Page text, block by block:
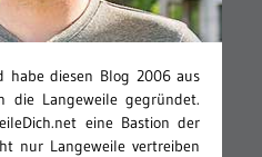
habe diesen Blog 2006 aus
die Langeweile gegründet.
eine Bastion der
nur Langeweile vertreiben